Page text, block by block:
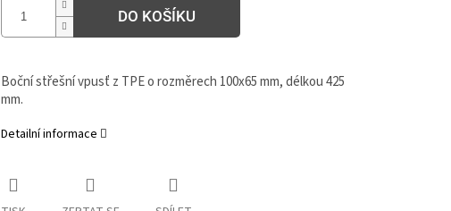
DO KOŠÍKU
Boční střešní vpusť z TPE o rozměrech 100x65 mm, délkou 425
mm.
Detailní informace